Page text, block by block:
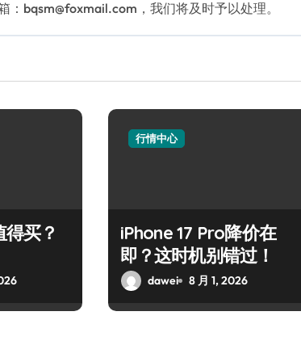
bqsm@foxmail.com，我们将及时予以处理。
买？
行情中心
iPhone 17 Pro降价在
即？这时机别错过！
dawei 8 月 1, 2026